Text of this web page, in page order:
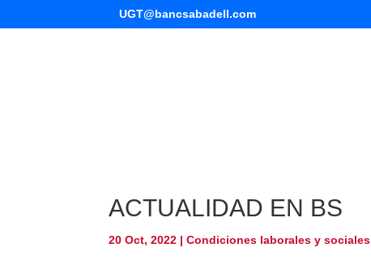
UGT@bancsabadell.com
ACTUALIDAD EN BS
20 Oct, 2022 |Condiciones laborales y sociales